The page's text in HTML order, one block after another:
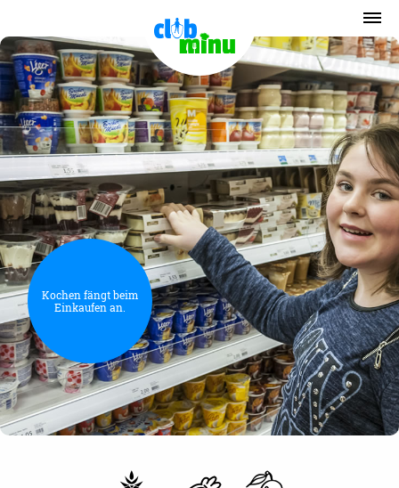
Kochen fängt beim
Einkaufen an.